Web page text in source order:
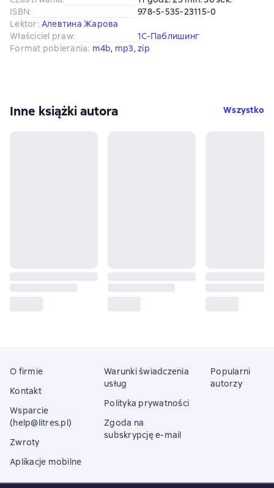
ISBN:
978-5-535-23115-0
Lektor: Алевтина Жарова
Właściciel praw:
1С-Паблишинг
Format pobierania: m4b, mp3, zip
Inne książki autora Wszystko
O firmie
Kontakt
Wsparcie
(help@litres.pl)
Zwroty
Aplikacje mobilne
Warunki świadczenia
usług
Polityka prywatności
Zgoda na
subskrypcję e-mail
Popularni
autorzy